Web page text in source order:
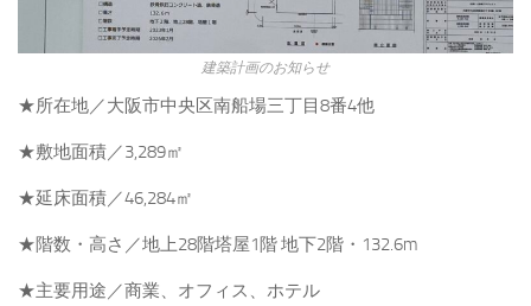
建築計画のお知らせ
★所在地／大阪市中央区南船場三丁目8番4他
★敷地面積／3,289㎡
★延床面積／46,284㎡
★階数・高さ／地上28階塔屋1階 地下2階・132.6m
★主要用途／商業、オフィス、ホテル